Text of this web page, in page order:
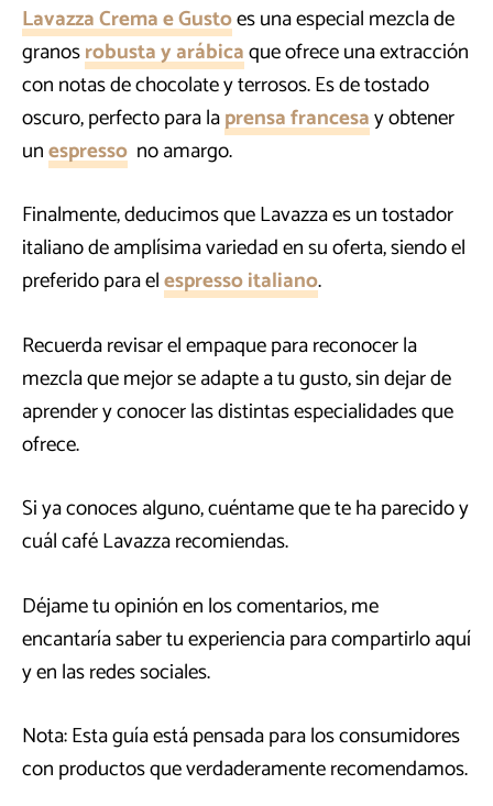
Lavazza Crema e Gustoes una especial mezcla de
granosrobusta y arábicaque ofrece una extracción
con notas de chocolate y terrosos. Es de tostado
oscuro, perfecto para laprensa francesay obtener
unespresso no amargo.
Finalmente, deducimos que Lavazza es un tostador
italiano de amplísima variedad en su oferta, siendo el
preferido para elespresso italiano.
Recuerda revisar el empaque para reconocer la
mezcla que mejor se adapte a tu gusto, sin dejar de
aprender y conocer las distintas especialidades que
ofrece.
Si ya conoces alguno, cuéntame que te ha parecido y
cuál café Lavazza recomiendas.
Déjame tu opinión en los comentarios, me
encantaría saber tu experiencia para compartirlo aquí
y en las redes sociales.
Nota: Esta guía está pensada para los consumidores
con productos que verdaderamente recomendamos.